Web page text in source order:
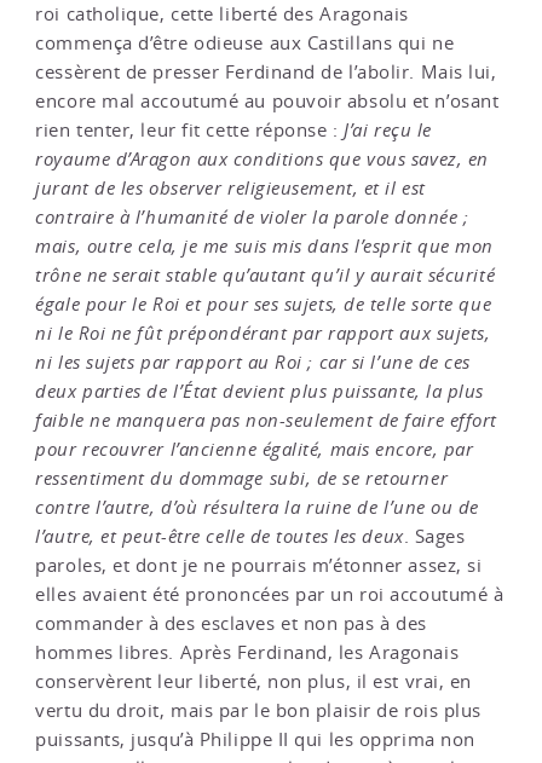
roi catholique, cette liberté des Aragonais
commença d’être odieuse aux Castillans qui ne
cessèrent de presser Ferdinand de l’abolir. Mais lui,
encore mal accoutumé au pouvoir absolu et n’osant
rien tenter, leur fit cette réponse :J’ai reçu le
royaume d’Aragon aux conditions que vous savez, en
jurant de les observer religieusement, et il est
contraire à l’humanité de violer la parole donnée ;
mais, outre cela, je me suis mis dans l’esprit que mon
trône ne serait stable qu’autant qu’il y aurait sécurité
égale pour le Roi et pour ses sujets, de telle sorte que
ni le Roi ne fût prépondérant par rapport aux sujets,
ni les sujets par rapport au Roi ; car si l’une de ces
deux parties de l’État devient plus puissante, la plus
faible ne manquera pas non-seulement de faire effort
pour recouvrer l’ancienne égalité, mais encore, par
ressentiment du dommage subi, de se retourner
contre l’autre, d’où résultera la ruine de l’une ou de
l’autre, et peut-être celle de toutes les deux. Sages
paroles, et dont je ne pourrais m’étonner assez, si
elles avaient été prononcées par un roi accoutumé à
commander à des esclaves et non pas à des
hommes libres. Après Ferdinand, les Aragonais
conservèrent leur liberté, non plus, il est vrai, en
vertu du droit, mais par le bon plaisir de rois plus
puissants, jusqu’à Philippe II qui les opprima non